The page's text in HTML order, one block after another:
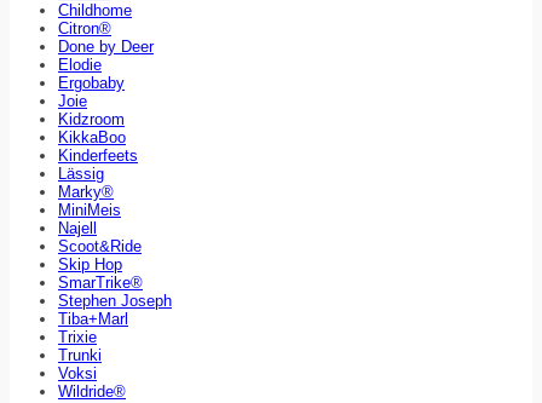
Childhome
Citron®
Done by Deer
Elodie
Ergobaby
Joie
Kidzroom
KikkaBoo
Kinderfeets
Lässig
Marky®
MiniMeis
Najell
Scoot&Ride
Skip Hop
SmarTrike®
Stephen Joseph
Tiba+Marl
Trixie
Trunki
Voksi
Wildride®